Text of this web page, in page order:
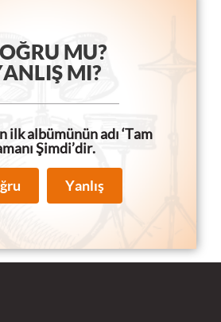
MU?
MI?
ilk albümünün adı ‘Tam
Şimdi’dir.
Yanlış